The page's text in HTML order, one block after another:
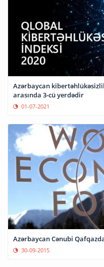
Azərbaycan
arasında 3-cü yerdədir
01-07-2021
Azərbaycan Cənubi
30-09-2015